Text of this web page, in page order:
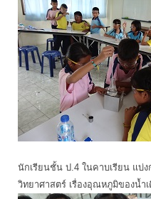
นักเรียนชั้น ป.4 ในคาบเรียน แบ่
วิทยาศาสตร์ เรื่องอุณหภูมิของน้ำ